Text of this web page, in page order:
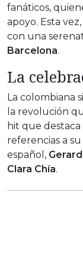
fanáticos,
apoyo. Esta
con una
Barcelona.
La
La colombiana
la revolución
hit que
referencias a
español,
Clara Chía.